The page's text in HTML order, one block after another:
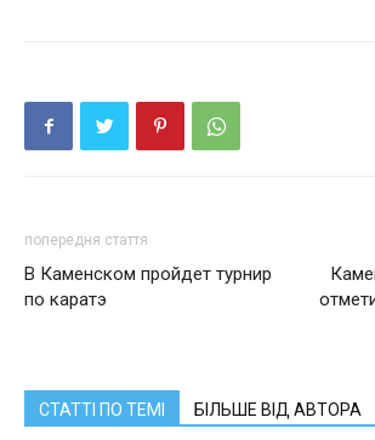
попередня стаття
В Каменском пройдет турнир
по каратэ
СТАТТІ ПО ТЕМІ БІЛЬШЕ ВІД АВТОРА